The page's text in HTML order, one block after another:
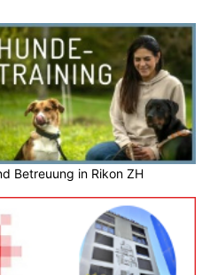
Betreuung in Rikon ZH